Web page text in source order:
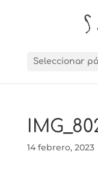
Seleccionar
14 febrero, 2023